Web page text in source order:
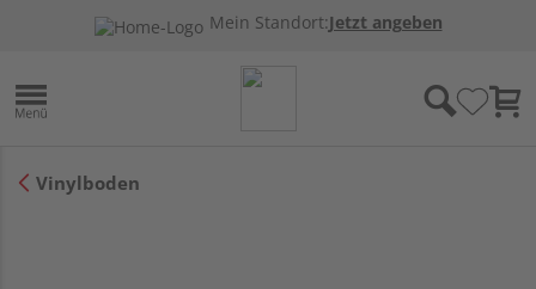
Mein Standort:Jetzt angeben
Vinylboden